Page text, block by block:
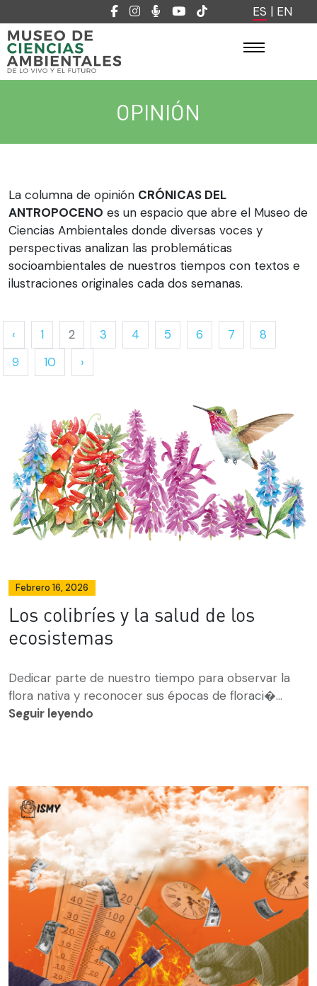
ES | EN
OPINIÓN
La columna de opinión CRÓNICAS DEL
ANTROPOCENO es un espacio que abre el Museo de
Ciencias Ambientales donde diversas voces y
perspectivas analizan las problemáticas
socioambientales de nuestros tiempos con textos e
ilustraciones originales cada dos semanas.
‹ 1 2 3 4 5 6 7
8
9
10 ›
Febrero 16, 2026
Los colibríes y la salud de los
ecosistemas
Dedicar parte de nuestro tiempo para observar la
flora nativa y reconocer sus épocas de floraci�...
Seguir leyendo